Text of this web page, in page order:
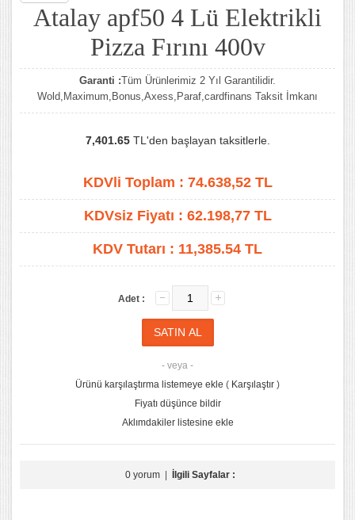
Atalay apf50 4 Lü Elektrikli
Pizza Fırını 400v
Garanti :Tüm Ürünlerimiz 2 Yıl Garantilidir.
Wold,Maximum,Bonus,Axess,Paraf,cardfinans Taksit İmkanı
7,401.65TL'den başlayan taksitlerle.
KDVli Toplam : 74.638,52TL
KDVsiz Fiyatı : 62.198,77TL
KDV Tutarı : 11,385.54 TL
Adet :
- veya -
Ürünü karşılaştırma listemeye ekle ( Karşılaştır )
Fiyatı düşünce bildir
Aklımdakiler listesine ekle
0 yorum| İlgili Sayfalar :